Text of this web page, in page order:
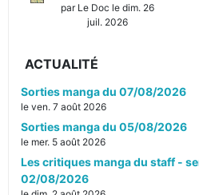
par Le Doc le dim. 26
juil. 2026
ACTUALITÉ
Sorties manga du 07/08/2026
le ven. 7 août 2026
Sorties manga du 05/08/2026
le mer. 5 août 2026
Les critiques manga du staff -
02/08/2026